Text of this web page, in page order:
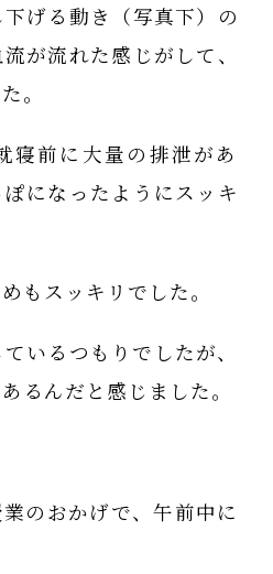
げる動き（写真下）の
が流れた感じがして、
。
寝前に大量の排泄があ
になったようにスッキ
もスッキリでした。
いるつもりでしたが、
るんだと感じました。
のおかげで、午前中に